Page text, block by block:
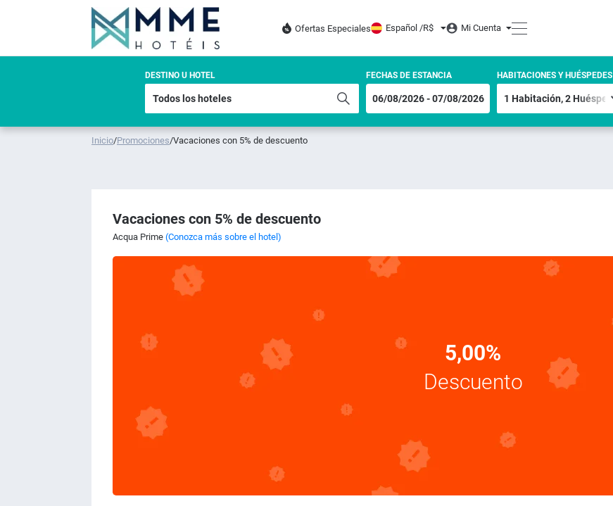
Ofertas Especiales Español /R$ Mi Cuenta
DESTINO U HOTEL FECHAS DE ESTANCIA HABITACIONES Y HUÉSPEDES
Inicio/Promociones/Vacaciones con 5% de descuento
Vacaciones con 5% de descuento
Acqua Prime (Conozca más sobre el hotel)
5,00%
Descuento